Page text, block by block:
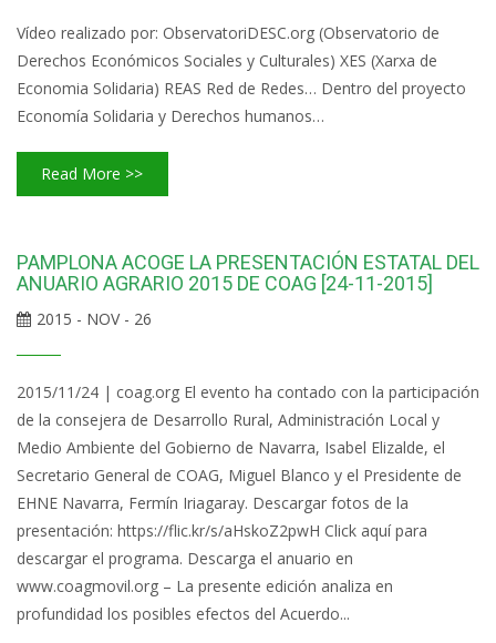
Vídeo realizado por: ObservatoriDESC.org (Observatorio de
Derechos Económicos Sociales y Culturales) XES (Xarxa de
Economia Solidaria) REAS Red de Redes… Dentro del proyecto
Economía Solidaria y Derechos humanos…
Read More >>
PAMPLONA ACOGE LA PRESENTACIÓN ESTATAL DEL
ANUARIO AGRARIO 2015 DE COAG [24-11-2015]
2015 - NOV - 26
2015/11/24 | coag.org El evento ha contado con la participación
de la consejera de Desarrollo Rural, Administración Local y
Medio Ambiente del Gobierno de Navarra, Isabel Elizalde, el
Secretario General de COAG, Miguel Blanco y el Presidente de
EHNE Navarra, Fermín Iriagaray. Descargar fotos de la
presentación: https://flic.kr/s/aHskoZ2pwH Click aquí para
descargar el programa. Descarga el anuario en
www.coagmovil.org – La presente edición analiza en
profundidad los posibles efectos del Acuerdo...